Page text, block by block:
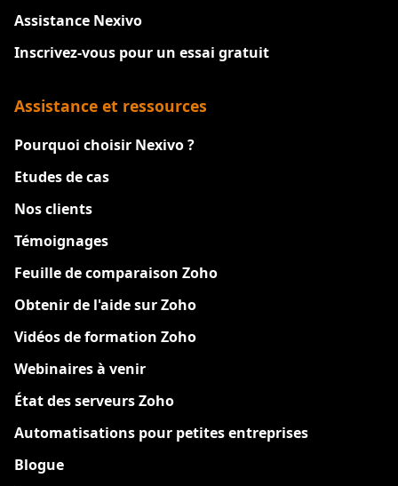
Assistance Nexivo
Inscrivez-vous pour un essai gratuit
Assistance et ressources
Pourquoi choisir Nexivo ?
Etudes de cas
Nos clients
Témoignages
Feuille de comparaison Zoho
Obtenir de l'aide sur Zoho
Vidéos de formation Zoho
Webinaires à venir
État des serveurs Zoho
Automatisations pour petites entreprises
Blogue